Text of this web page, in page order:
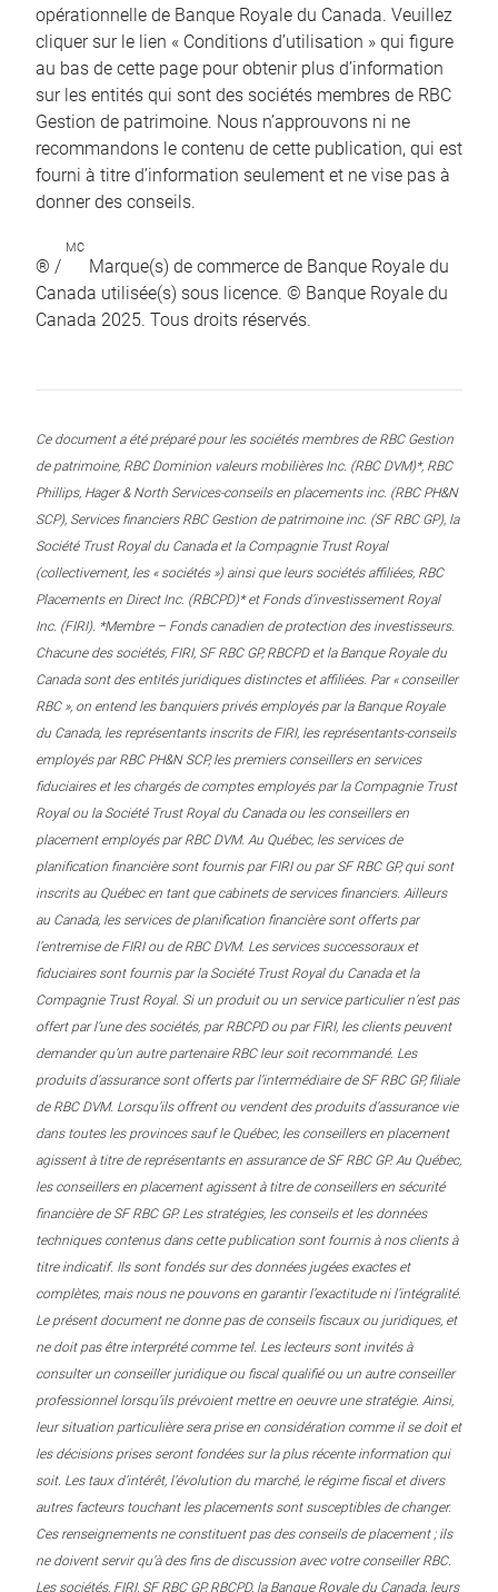
opérationnelle de Banque Royale du Canada. Veuillez
cliquer sur le lien « Conditions d’utilisation » qui figure
au bas de cette page pour obtenir plus d’information
sur les entités qui sont des sociétés membres de RBC
Gestion de patrimoine. Nous n’approuvons ni ne
recommandons le contenu de cette publication, qui est
fourni à titre d’information seulement et ne vise pas à
donner des conseils.
® /
MC
Marque(s) de commerce de Banque Royale du
Canada utilisée(s) sous licence. © Banque Royale du
Canada 2025. Tous droits réservés.
Ce document a été préparé pour les sociétés membres de RBC Gestion
de patrimoine, RBC Dominion valeurs mobilières Inc. (RBC DVM)*, RBC
Phillips, Hager & North Services-conseils en placements inc. (RBC PH&N
SCP), Services financiers RBC Gestion de patrimoine inc. (SF RBC GP), la
Société Trust Royal du Canada et la Compagnie Trust Royal
(collectivement, les « sociétés ») ainsi que leurs sociétés affiliées, RBC
Placements en Direct Inc. (RBCPD)* et Fonds d’investissement Royal
Inc. (FIRI). *Membre – Fonds canadien de protection des investisseurs.
Chacune des sociétés, FIRI, SF RBC GP, RBCPD et la Banque Royale du
Canada sont des entités juridiques distinctes et affiliées. Par « conseiller
RBC », on entend les banquiers privés employés par la Banque Royale
du Canada, les représentants inscrits de FIRI, les représentants-conseils
employés par RBC PH&N SCP, les premiers conseillers en services
fiduciaires et les chargés de comptes employés par la Compagnie Trust
Royal ou la Société Trust Royal du Canada ou les conseillers en
placement employés par RBC DVM. Au Québec, les services de
planification financière sont fournis par FIRI ou par SF RBC GP, qui sont
inscrits au Québec en tant que cabinets de services financiers. Ailleurs
au Canada, les services de planification financière sont offerts par
l’entremise de FIRI ou de RBC DVM. Les services successoraux et
fiduciaires sont fournis par la Société Trust Royal du Canada et la
Compagnie Trust Royal. Si un produit ou un service particulier n’est pas
offert par l’une des sociétés, par RBCPD ou par FIRI, les clients peuvent
demander qu’un autre partenaire RBC leur soit recommandé. Les
produits d’assurance sont offerts par l’intermédiaire de SF RBC GP, filiale
de RBC DVM. Lorsqu’ils offrent ou vendent des produits d’assurance vie
dans toutes les provinces sauf le Québec, les conseillers en placement
agissent à titre de représentants en assurance de SF RBC GP. Au Québec,
les conseillers en placement agissent à titre de conseillers en sécurité
financière de SF RBC GP. Les stratégies, les conseils et les données
techniques contenus dans cette publication sont fournis à nos clients à
titre indicatif. Ils sont fondés sur des données jugées exactes et
complètes, mais nous ne pouvons en garantir l’exactitude ni l’intégralité.
Le présent document ne donne pas de conseils fiscaux ou juridiques, et
ne doit pas être interprété comme tel. Les lecteurs sont invités à
consulter un conseiller juridique ou fiscal qualifié ou un autre conseiller
professionnel lorsqu’ils prévoient mettre en oeuvre une stratégie. Ainsi,
leur situation particulière sera prise en considération comme il se doit et
les décisions prises seront fondées sur la plus récente information qui
soit. Les taux d’intérêt, l’évolution du marché, le régime fiscal et divers
autres facteurs touchant les placements sont susceptibles de changer.
Ces renseignements ne constituent pas des conseils de placement ; ils
ne doivent servir qu’à des fins de discussion avec votre conseiller RBC.
Les sociétés, FIRI, SF RBC GP, RBCPD, la Banque Royale du Canada, leurs